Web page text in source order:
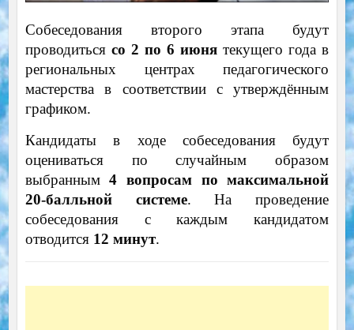
Собеседования второго этапа будут
проводиться со 2 по 6 июня текущего года в
региональных центрах педагогического
мастерства в соответствии с утверждённым
графиком.
Кандидаты в ходе собеседования будут
оцениваться по случайным образом
выбранным4 вопросам по максимальной
20-балльной системе. На проведение
собеседования с каждым кандидатом
отводится 12 минут.